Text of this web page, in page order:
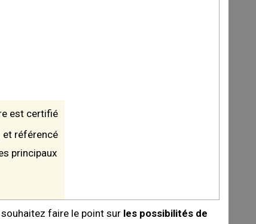
est certifié
et référencé
principaux
faire le point sur les possibilités de